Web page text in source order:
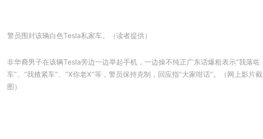
警员围封该辆白色Tesla私家车。（读者提供）
非华裔男子在该辆Tesla旁边一边举起手机，一边操不纯正广东话爆粗表示“我落咗
车”、“我揸紧车”、“X你老X”等，警员保持克制，回应指“大家咁话”。（网上影片截
图）